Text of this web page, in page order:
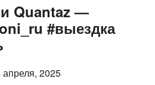
Quantaz —
#выездка
апреля, 2025